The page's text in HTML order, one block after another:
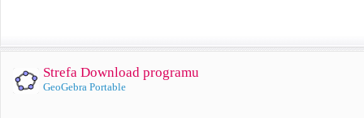
Strefa Download programu
GeoGebra Portable